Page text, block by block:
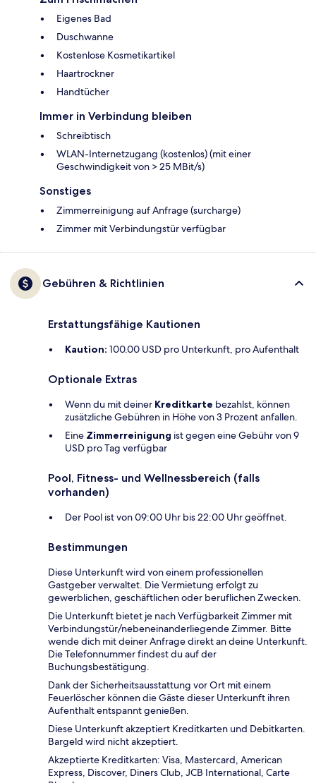
Eigenes Bad
Duschwanne
Kostenlose Kosmetikartikel
Haartrockner
Handtücher
Immer in Verbindung bleiben
Schreibtisch
WLAN-Internetzugang (kostenlos) (mit einer
Geschwindigkeit von > 25 MBit/s)
Sonstiges
Zimmerreinigung auf Anfrage (surcharge)
Zimmer mit Verbindungstür verfügbar
Gebühren & Richtlinien
Erstattungsfähige Kautionen
Kaution: 100.00 USD pro Unterkunft, pro Aufenthalt
Optionale Extras
Wenn du mit deiner Kreditkarte bezahlst, können
zusätzliche Gebühren in Höhe von 3 Prozent anfallen.
Eine Zimmerreinigung ist gegen eine Gebühr von 9
USD pro Tag verfügbar
Pool, Fitness- und Wellnessbereich (falls
vorhanden)
Der Pool ist von 09:00 Uhr bis 22:00 Uhr geöffnet.
Bestimmungen
Diese Unterkunft wird von einem professionellen
Gastgeber verwaltet. Die Vermietung erfolgt zu
gewerblichen, geschäftlichen oder beruflichen Zwecken.
Die Unterkunft bietet je nach Verfügbarkeit Zimmer mit
Verbindungstür/nebeneinanderliegende Zimmer. Bitte
wende dich mit deiner Anfrage direkt an deine Unterkunft.
Die Telefonnummer findest du auf der
Buchungsbestätigung.
Dank der Sicherheitsausstattung vor Ort mit einem
Feuerlöscher können die Gäste dieser Unterkunft ihren
Aufenthalt entspannt genießen.
Diese Unterkunft akzeptiert Kreditkarten und Debitkarten.
Bargeld wird nicht akzeptiert.
Akzeptierte Kreditkarten: Visa, Mastercard, American
Express, Discover, Diners Club, JCB International, Carte